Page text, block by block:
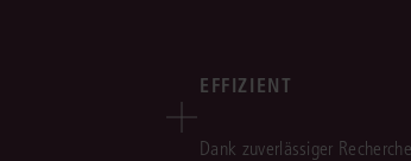
EFFIZIENT
Dank zuverlässiger